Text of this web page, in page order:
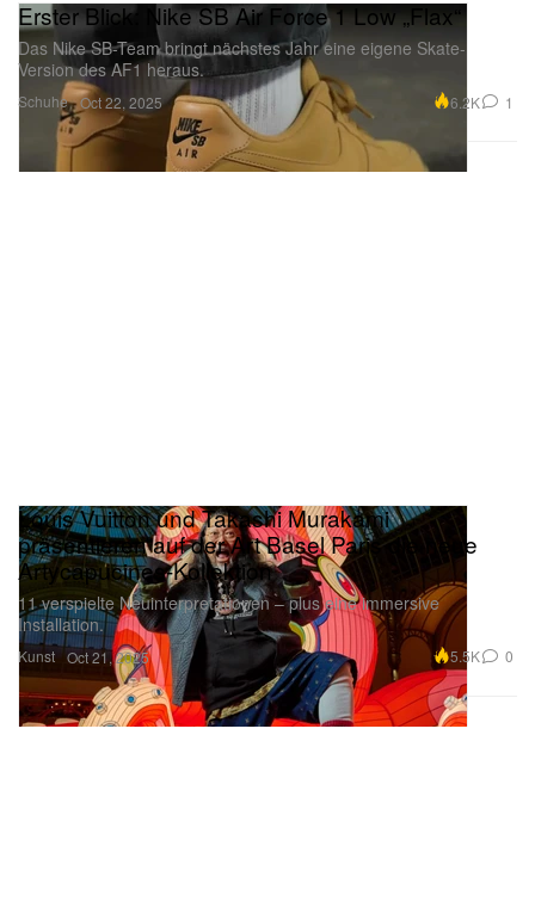
Schuhe
Das Nike SB-Team bringt nächstes Jahr eine eigene Skate-
Version des AF1 heraus.
Oct 22, 2025
Kunst
präsentieren auf der Art Basel Paris die neue
Artycapucines-Kollektion
11 verspielte Neuinterpretationen – plus eine immersive
Installation.
Oct 21, 2025 5.5K